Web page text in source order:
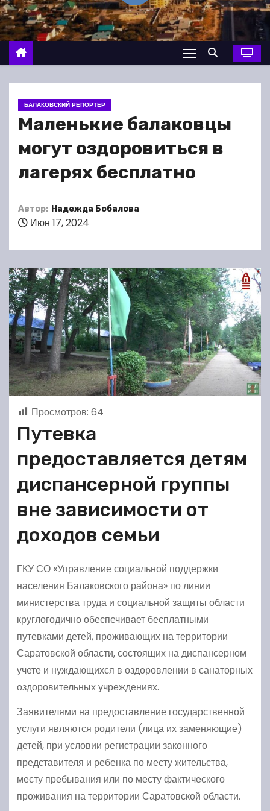
о
м
у
БАЛАКОВСКИЙ РЕПОРТЕР
Маленькие балаковцы
могут оздоровиться в
лагерях бесплатно
Автор: Надежда Бобалова
Июн 17, 2024
Просмотров: 64
Путевка
предоставляется детям
диспансерной группы
вне зависимости от
доходов семьи
ГКУ СО «Управление социальной поддержки
населения Балаковского района» по линии
министерства труда и социальной защиты области
круглогодично обеспечивает бесплатными
путевками детей, проживающих на территории
Саратовской области, состоящих на диспансерном
учете и нуждающихся в оздоровлении в санаторных
оздоровительных учреждениях.
Заявителями на предоставление государственной
услуги являются родители (лица их заменяющие)
детей, при условии регистрации законного
представителя и ребенка по месту жительства,
месту пребывания или по месту фактического
проживания на территории Саратовской области.